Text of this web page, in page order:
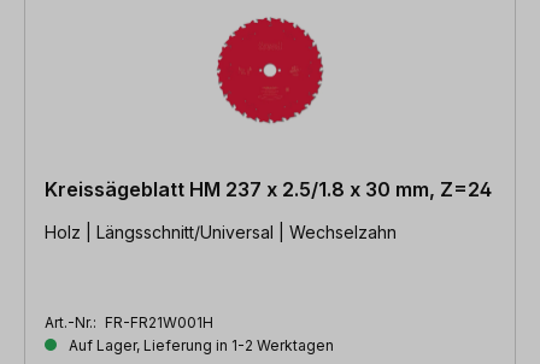
Kreissägeblatt HM 237 x 2.5/1.8 x 30 mm, Z=24
Holz | Längsschnitt/Universal | Wechselzahn
Art.-Nr.: FR-FR21W001H
Auf Lager, Lieferung in 1-2 Werktagen